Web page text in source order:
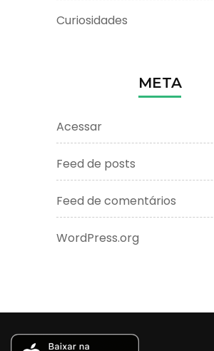
Curiosidades
META
Acessar
Feed de posts
Feed de comentários
WordPress.org